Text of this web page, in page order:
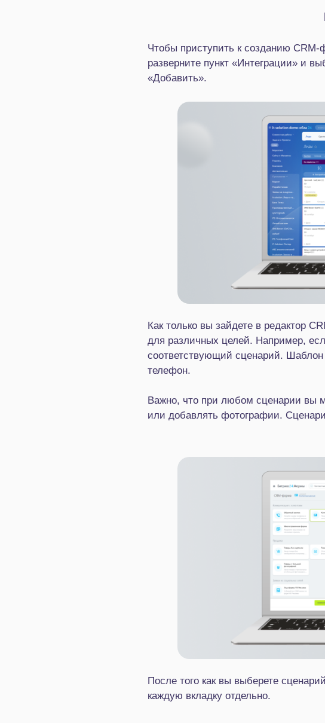
Как только вы зайдете в редактор
для различных целей. Например,
соответствующий сценарий.
телефон.
Важно, что при любом сценарии вы
или добавлять фотографии.
Чтобы приступить к созданию
разверните пункт «Интеграции» и
«Добавить».
После того как вы выберете
каждую вкладку отдельно.